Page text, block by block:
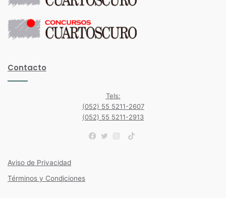
Contacto
Tels:
(052) 55 5211-2607
(052) 55 5211-2913
TikTok
Aviso de Privacidad
Términos y Condiciones